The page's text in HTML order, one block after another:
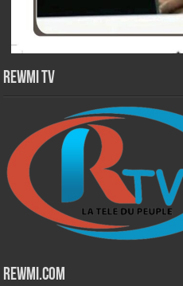
Rewmi TV
Rewmi.Com